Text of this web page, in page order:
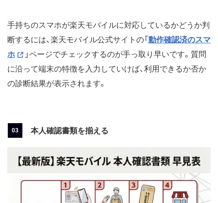
手持ちのスマホが楽天モバイルに対応しているかどうか判
断するには、楽天モバイル公式サイトの「 動作確認済のスマ
ホ
」ページでチェックするのが手っ取り早いです。質問
に沿って端末の特徴を入力していけば、利用できるか否か
の診断結果が表示されます。
本人確認書類を揃える